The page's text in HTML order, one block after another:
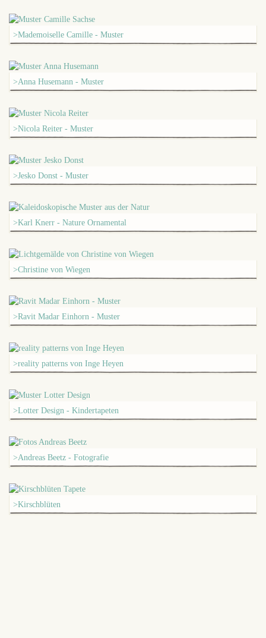
>Mademoiselle Camille - Muster
>Anna Husemann - Muster
>Nicola Reiter - Muster
>Jesko Donst - Muster
>Karl Knerr - Nature Ornamental
>Christine von Wiegen
>Ravit Madar Einhorn - Muster
>reality patterns von Inge Heyen
>Lotter Design - Kindertapeten
>Andreas Beetz - Fotografie
>Kirschblüten